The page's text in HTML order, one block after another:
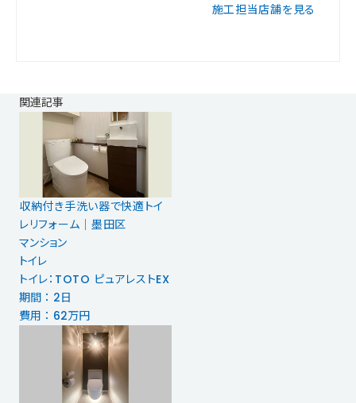
施工担当店舗を見る
関連記事
収納付き手洗い器で快適トイ
レリフォーム｜墨田区
マンション
トイレ
トイレ：TOTO ピュアレストEX
期間 ： 2日
費用 ： 62万円